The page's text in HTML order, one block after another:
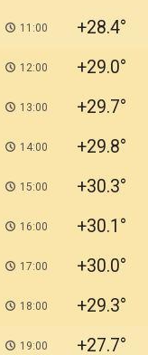
11:00 +28.4
12:00 +29.0
13:00 +29.7
14:00 +29.8
15:00 +30.3
16:00 +30.1
17:00 +30.0
18:00 +29.3
19:00 +27.7